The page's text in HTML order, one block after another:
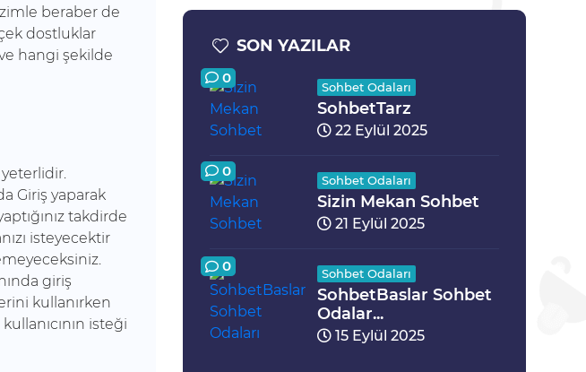
beraber de
dostluklar
ve hangi şekilde
yeterlidir.
Giriş yaparak
takdirde
isteyecektir
giriş
kullanırken
isteği
SON YAZILAR
0
Sohbet Odaları
SohbetTarz
22 Eylül 2025
0
Sohbet Odaları
Sizin Mekan Sohbet
21 Eylül 2025
0 Sohbet Odaları
SohbetBaslar Sohbet
Odalar...
15 Eylül 2025